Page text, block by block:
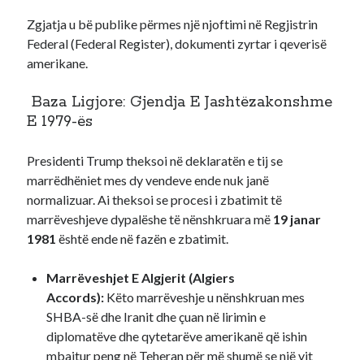
Recent Comments
A WordPress Commenter
Zgjatja u bë publike përmes një njoftimi në Regjistrin
Federal (Federal Register), dokumenti zyrtar i qeverisë
amerikane.
Baza Ligjore: Gjendja E Jashtëzakonshme
E 1979-ës
Presidenti Trump theksoi në deklaratën e tij se
marrëdhëniet mes dy vendeve ende nuk janë
normalizuar. Ai theksoi se procesi i zbatimit të
marrëveshjeve dypalëshe të nënshkruara më 19 janar
1981 është ende në fazën e zbatimit.
Marrëveshjet E Algjerit (Algiers
Accords): Këto marrëveshje u nënshkruan mes
SHBA-së dhe Iranit dhe çuan në lirimin e
diplomatëve dhe qytetarëve amerikanë që ishin
mbajtur peng në Teheran për më shumë se një vit